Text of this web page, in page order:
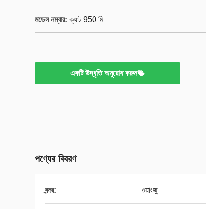
মডেল নম্বার: ক্যাট 950 মি
একটি উদ্ধৃতি অনুরোধ করুন
পণ্যের বিবরণ
বন্দর: গুয়াংজু